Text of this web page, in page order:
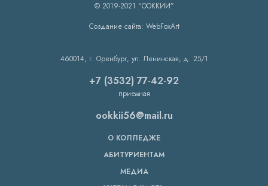
© 2019-2021 “ООККИИ”
Создание сайта: WebFoxArt
460014, г. Оренбург, ул. Ленинская, д. 25/1
+7 (3532) 77-42-92
приемная
ookkii56@mail.ru
О КОЛЛЕДЖЕ
АБИТУРИЕНТАМ
МЕДИА